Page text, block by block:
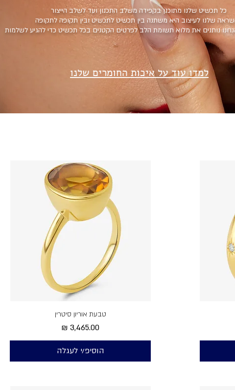
כל תכשיט שלנו מתוכנן בקפידה משלב התכנון ועד לשלב הייצור
שלנו לעיצוב היא משתנה בין תכשיט לתכשיט ובין תקופה לתקופה
נותנים את מלוא תשומת הלב לפרטים הקטנים בכל תכשיט כדי להגיע לשלמות
למדו עוד על איכות החומרים שלנו
טבעת אוריון סיטרין
מחיר
הוסיפ/י לעגלה